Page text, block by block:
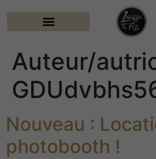
Auteur/
Nouveau :
photobooth !